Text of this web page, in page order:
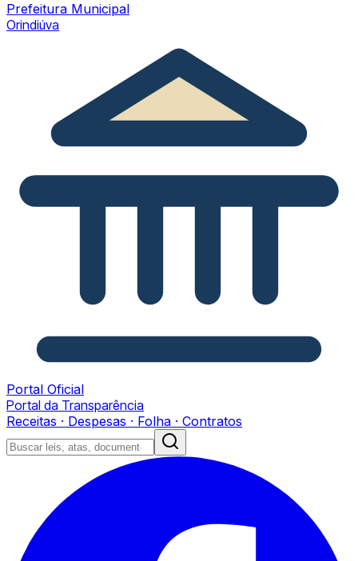
Prefeitura Municipal
Orindiúva
Portal Oficial
Portal da Transparência
Receitas · Despesas · Folha · Contratos